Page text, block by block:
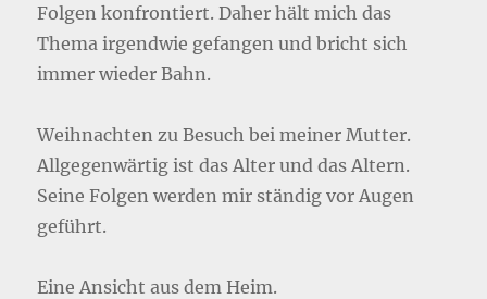
Folgen konfrontiert. Daher hält mich das
Thema irgendwie gefangen und bricht sich
immer wieder Bahn.
Weihnachten zu Besuch bei meiner Mutter.
Allgegenwärtig ist das Alter und das Altern.
Seine Folgen werden mir ständig vor Augen
geführt.
Eine Ansicht aus dem Heim.